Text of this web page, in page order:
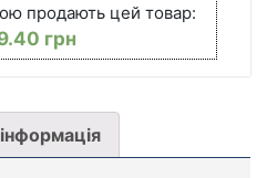
продають цей товар:
грн